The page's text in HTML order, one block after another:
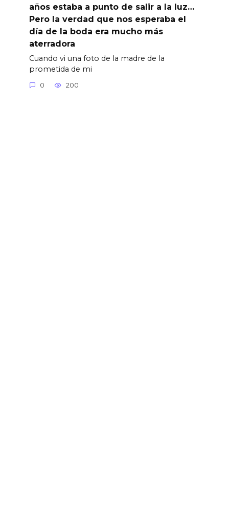
años estaba a punto de salir a la luz…
Pero la verdad que nos esperaba el
día de la boda era mucho más
aterradora
Cuando vi una foto de la madre de la
prometida de mi
0 200